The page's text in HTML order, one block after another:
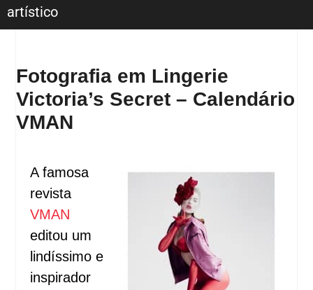
artístico
Fotografia em Lingerie
Victoria’s Secret – Calendário
VMAN
A famosa
revista
VMAN
editou um
lindíssimo e
inspirador